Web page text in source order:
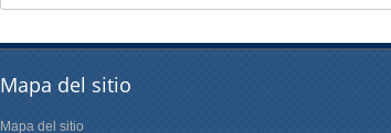
Mapa del sitio
Mapa del sitio